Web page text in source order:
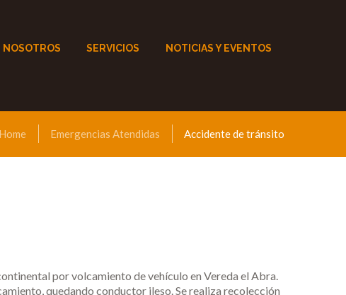
NOSOTROS SERVICIOS NOTICIAS Y EVENTOS
Home Emergencias Atendidas Accidente de tránsito
por volcamiento de vehículo en Vereda el Abra.
quedando conductor ileso. Se realiza recolección